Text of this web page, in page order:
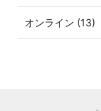
オンライン (13)